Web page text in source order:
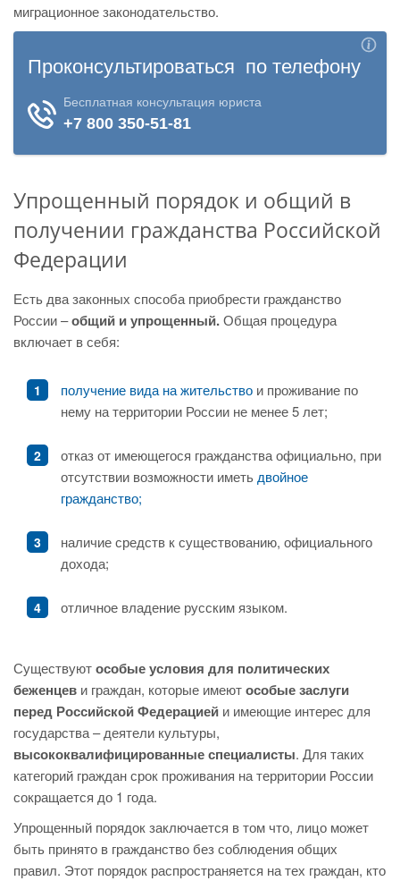
миграционное законодательство.
Упрощенный порядок и общий в
получении гражданства Российской
Федерации
Есть два законных способа приобрести гражданство
России –общий и упрощенный.Общая процедура
включает в себя:
получение вида на жительство и проживание по
нему на территории России не менее 5 лет;
отказ от имеющегося гражданства официально, при
отсутствии возможности иметь двойное
гражданство;
наличие средств к существованию, официального
дохода;
отличное владение русским языком.
Существуютособые условия для политических
беженцев и граждан, которые имеютособые заслуги
перед Российской Федерацией и имеющие интерес для
государства – деятели культуры,
высококвалифицированные специалисты. Для таких
категорий граждан срок проживания на территории России
сокращается до 1 года.
Упрощенный порядок заключается в том что, лицо может
быть принято в гражданство без соблюдения общих
правил. Этот порядок распространяется на тех граждан, кто